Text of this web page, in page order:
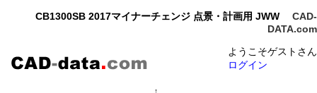
CB1300SB 2017マイナーチェンジ 点景・計画用 JWW
CAD-
DATA.com
ようこそゲストさん
ログイン